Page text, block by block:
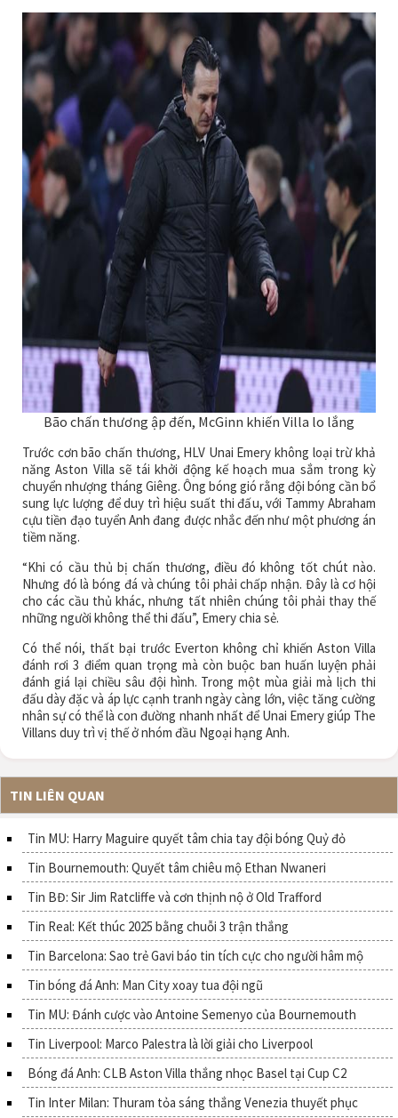
Bão chấn thương ập đến, McGinn khiến Villa lo lắng
Trước cơn bão chấn thương, HLV Unai Emery không loại trừ khả
năng Aston Villa sẽ tái khởi động kế hoạch mua sắm trong kỳ
chuyển nhượng tháng Giêng. Ông bóng gió rằng đội bóng cần bổ
sung lực lượng để duy trì hiệu suất thi đấu, với Tammy Abraham
cựu tiền đạo tuyển Anh đang được nhắc đến như một phương án
tiềm năng.
“Khi có cầu thủ bị chấn thương, điều đó không tốt chút nào.
Nhưng đó là bóng đá và chúng tôi phải chấp nhận. Đây là cơ hội
cho các cầu thủ khác, nhưng tất nhiên chúng tôi phải thay thế
những người không thể thi đấu”, Emery chia sẻ.
Có thể nói, thất bại trước Everton không chỉ khiến Aston Villa
đánh rơi 3 điểm quan trọng mà còn buộc ban huấn luyện phải
đánh giá lại chiều sâu đội hình. Trong một mùa giải mà lịch thi
đấu dày đặc và áp lực cạnh tranh ngày càng lớn, việc tăng cường
nhân sự có thể là con đường nhanh nhất để Unai Emery giúp The
Villans duy trì vị thế ở nhóm đầu Ngoại hạng Anh.
TIN LIÊN QUAN
Tin MU: Harry Maguire quyết tâm chia tay đội bóng Quỷ đỏ
Tin Bournemouth: Quyết tâm chiêu mộ Ethan Nwaneri
Tin BĐ: Sir Jim Ratcliffe và cơn thịnh nộ ở Old Trafford
Tin Real: Kết thúc 2025 bằng chuỗi 3 trận thắng
Tin Barcelona: Sao trẻ Gavi báo tin tích cực cho người hâm mộ
Tin bóng đá Anh: Man City xoay tua đội ngũ
Tin MU: Đánh cược vào Antoine Semenyo của Bournemouth
Tin Liverpool: Marco Palestra là lời giải cho Liverpool
Bóng đá Anh: CLB Aston Villa thắng nhọc Basel tại Cup C2
Tin Inter Milan: Thuram tỏa sáng thắng Venezia thuyết phục